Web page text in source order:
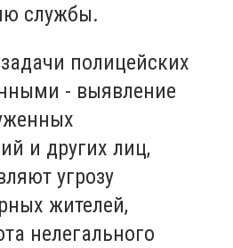
службы.
полицейских
- выявление
и других лиц,
угрозу
жителей,
нелегального